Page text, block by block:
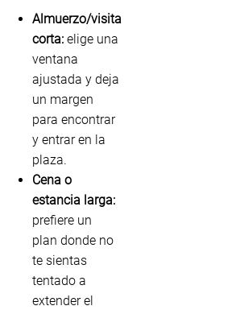
Almuerzo/visita
corta: elige una
ventana
ajustada y deja
un margen
para encontrar
y entrar en la
plaza.
Cena o
estancia larga:
prefiere un
plan donde no
te sientas
tentado a
extender el